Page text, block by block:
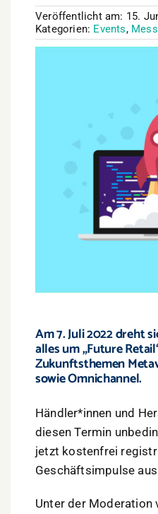
Veröffentlicht am: 15.
Kategorien: Events,
Am 7. Juli 2022 dreht
alles um „Future
Zukunftsthemen
sowie Omnichannel.
Händler*innen und
diesen Termin
jetzt kostenfrei
Geschäftsimpulse
Unter der Moderation